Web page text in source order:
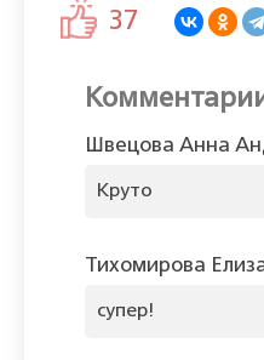
37
Швецова Анна
Круто
Тихомирова
супер!